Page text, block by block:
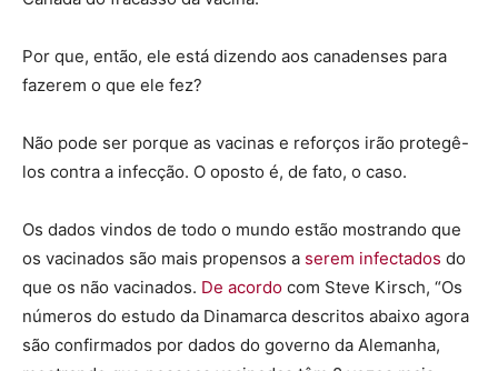
Por que, então, ele está dizendo aos canadenses para
fazerem o que ele fez?
Não pode ser porque as vacinas e reforços irão protegê-
los contra a infecção. O oposto é, de fato, o caso.
Os dados vindos de todo o mundo estão mostrando que
os vacinados são mais propensos a serem infectados do
que os não vacinados. De acordo com Steve Kirsch, “Os
números do estudo da Dinamarca descritos abaixo agora
são confirmados por dados do governo da Alemanha,